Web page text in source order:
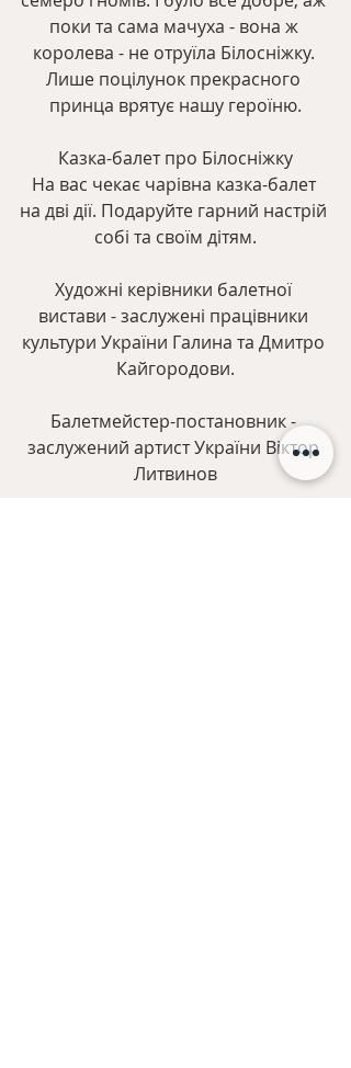
поки та сама мачуха - вона ж
королева - не отруїла Білосніжку.
Лише поцілунок прекрасного
принца врятує нашу героїню.
Казка-балет про Білосніжку
На вас чекає чарівна казка-балет
на дві дії. Подаруйте гарний настрій
собі та своїм дітям.
Художні керівники балетної
вистави - заслужені працівники
культури України Галина та Дмитро
Кайгородови.
Балетмейстер-постановник -
заслужений артист України Віктор
Литвинов